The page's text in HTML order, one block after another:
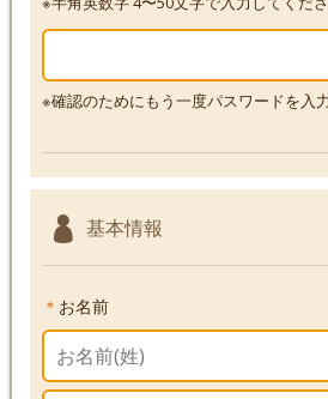
※確認のためにもう一度パスワードを入
基本情報
＊ お名前